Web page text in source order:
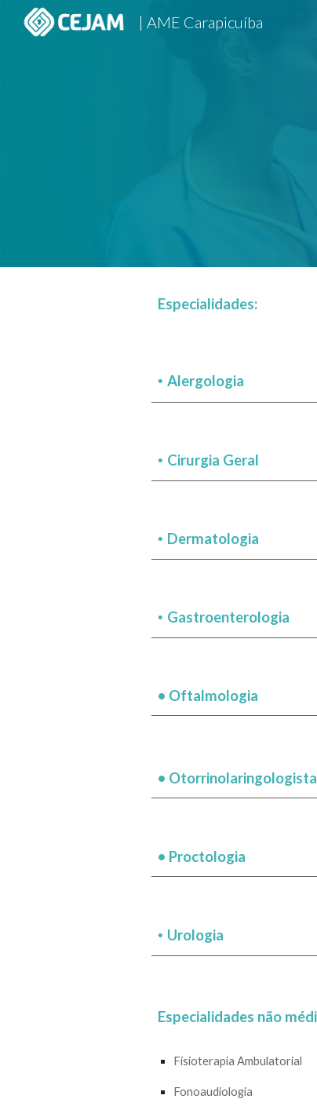
| AME Carapicuíba
Especialidades:
• Alergologia
• Cirurgia Geral
• Dermatologia
• Gastroenterologia
• Oftalmologia
• Otorrinolaringologista
• Proctologia
• Urologia
Especialidades não
Fisioterapia Ambulatorial
Fonoaudiologia